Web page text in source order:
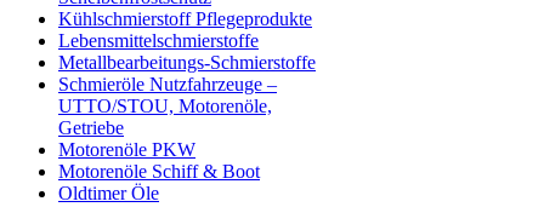
Kühlschmierstoff Pflegeprodukte
Lebensmittelschmierstoffe
Metallbearbeitungs-Schmierstoffe
Schmieröle Nutzfahrzeuge –
UTTO/STOU, Motorenöle,
Getriebe
Motorenöle PKW
Motorenöle Schiff & Boot
Oldtimer Öle